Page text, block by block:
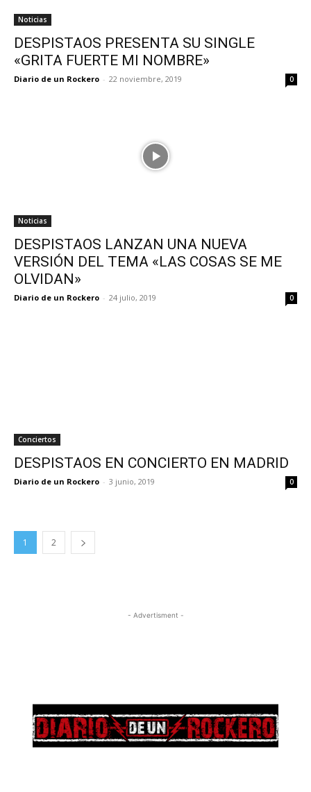
Noticias
DESPISTAOS PRESENTA SU SINGLE
«GRITA FUERTE MI NOMBRE»
Diario de un Rockero - 22 noviembre, 2019 0
Noticias
DESPISTAOS LANZAN UNA NUEVA
VERSIÓN DEL TEMA «LAS COSAS SE ME
OLVIDAN»
Diario de un Rockero - 24 julio, 2019 0
Conciertos
DESPISTAOS EN CONCIERTO EN MADRID
Diario de un Rockero - 3 junio, 2019 0
1 2
- Advertisment -